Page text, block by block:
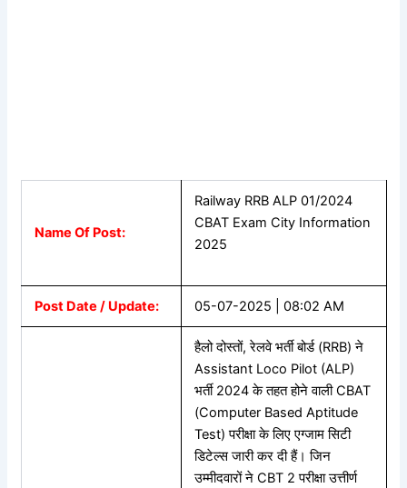
Name Of Post:
Railway RRB ALP 01/2024
CBAT Exam City Information
2025
Post Date / Update: 05-07-2025 | 08:02 AM
हैलो दोस्तों, रेलवे भर्ती बोर्ड (RRB) ने
Assistant Loco Pilot (ALP)
भर्ती 2024 के तहत होने वाली CBAT
(Computer Based Aptitude
Test) परीक्षा के लिए एग्जाम सिटी
डिटेल्स जारी कर दी हैं। जिन
उम्मीदवारों ने CBT 2 परीक्षा उत्तीर्ण